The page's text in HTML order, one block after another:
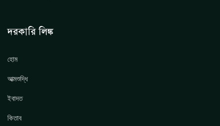
দরকারি লিঙ্ক
হোম
আত্মশুদ্ধি
ইবাদত
কিতাব